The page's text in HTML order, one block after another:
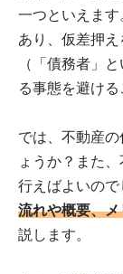
一つといえま
あり、仮差押
（「債務者」
る事態を避ける
では、不動産
ょうか？また
行えばよいので
流れや概要、
説します。